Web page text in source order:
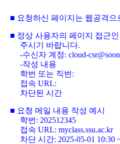
■ 요청하신 페이지는 웹공격
■ 정상 사용자의 페이지 접근
주시기 바랍니다.
-수신자 계정: cloud-
-작성 내용
학번 또는 직번:
접속 URL:
차단된 시간
■ 요청 메일 내용 작성 예시
학번: 202512345
접속 URL: myclass.ssu.ac.kr
차단 시간: 2025-05-01 10:30